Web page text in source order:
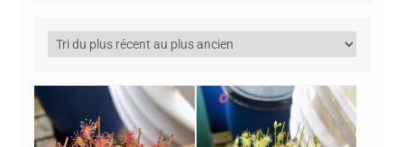
récent
au
ancien